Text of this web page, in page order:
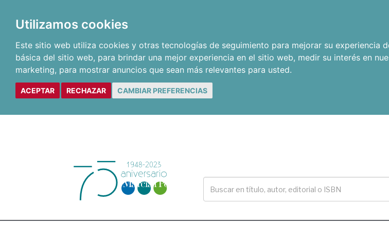
Utilizamos cookies
Este sitio web utiliza cookies y otras tecnologías de seguimiento para mejorar su experiencia
básica del sitio web, para brindar una mejor experiencia en el sitio web, medir su interés en
marketing, para mostrar anuncios que sean más relevantes para usted.
ACEPTAR RECHAZAR CAMBIAR PREFERENCIAS